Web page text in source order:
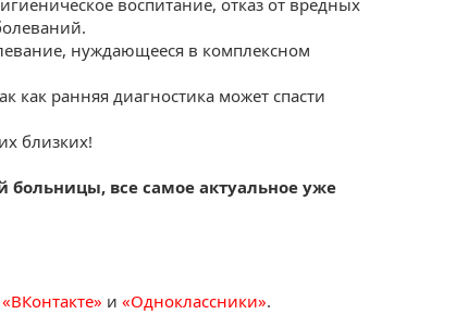
воспитание, отказ от вредных
нуждающееся в комплексном
как ранняя диагностика может спасти
близких!
все самое актуальное уже
«ВКонтакте» и «Одноклассники».